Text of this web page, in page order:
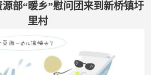
部“暖乡”慰问团来到新桥镇圩
里村